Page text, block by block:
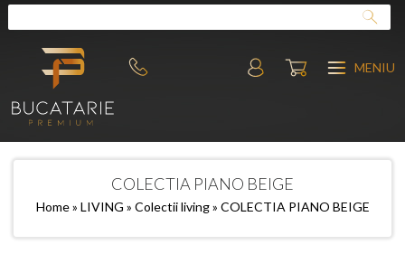
MENIU
COLECTIA PIANO BEIGE
Home» LIVING » Colectii living» COLECTIA PIANO BEIGE